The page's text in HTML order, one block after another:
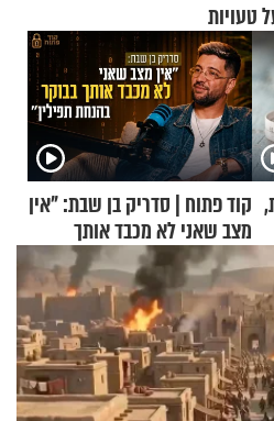
טעויות
קוד פתוח | סדריק בן שבת: "אין
מצב שאני לא מכבד אותך
בבוקר בהנחת תפילין"